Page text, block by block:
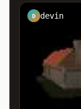
D devin